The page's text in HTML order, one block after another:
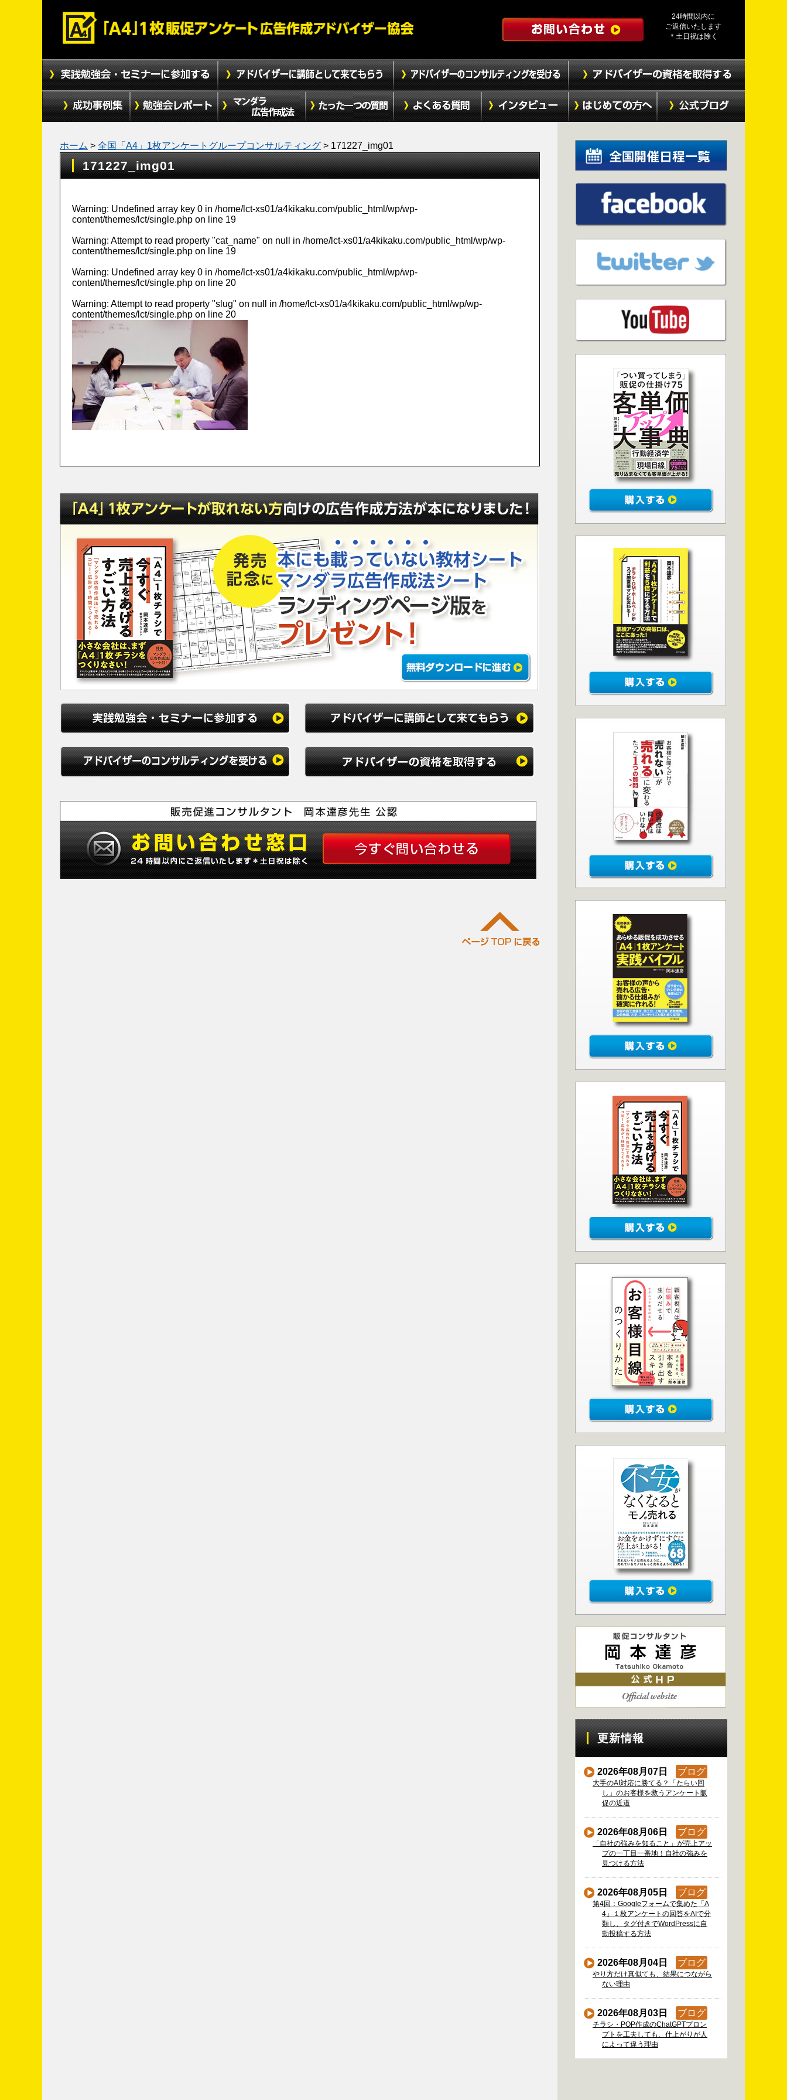
24時間以内に
ご返信いたします
＊土日祝は除く
ホーム > 全国「A4」1枚アンケートグループコンサルティング > 171227_img01
171227_img01
Warning: Undefined array key 0 in /home/lct-xs01/a4kikaku.com/public_html/wp/wp-
content/themes/lct/single.php on line 19
Warning: Attempt to read property "cat_name" on null in /home/lct-xs01/a4kikaku.com/public_html/wp/wp-
content/themes/lct/single.php on line 19
Warning: Undefined array key 0 in /home/lct-xs01/a4kikaku.com/public_html/wp/wp-
content/themes/lct/single.php on line 20
Warning: Attempt to read property "slug" on null in /home/lct-xs01/a4kikaku.com/public_html/wp/wp-
content/themes/lct/single.php on line 20
更新情報
2026年08月07日 ブログ
大手のAI対応に勝てる？「たらい回
し」のお客様を救うアンケート販
促の近道
2026年08月06日 ブログ
「自社の強みを知ること」が売上アッ
プの一丁目一番地！自社の強みを
見つける方法
2026年08月05日 ブログ
第4回：Googleフォームで集めた「A
4」１枚アンケートの回答をAIで分
類し、タグ付きでWordPressに自
動投稿する方法
2026年08月04日 ブログ
やり方だけ真似ても、結果につながら
ない理由
2026年08月03日 ブログ
チラシ・POP作成のChatGPTプロン
プトを工夫しても、仕上がりが人
によって違う理由